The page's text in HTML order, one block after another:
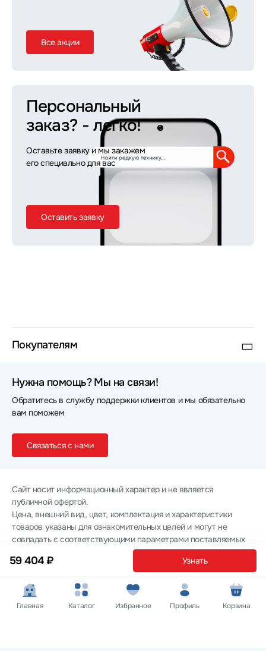
59 404 ₽ Узнать
Все акции
Персональный
заказ? - легко!
Оставьте заявку и мы закажем
его специально для вас
Оставить заявку
Покупателям
Нужна помощь? Мы на связи!
Обратитесь в службу поддержки клиентов и мы обязательно
вам поможем
Связаться с нами
Сайт носит информационный характер и не является
публичной офертой.
Цена, внешний вид, цвет, комплектация и характеристики
товаров указаны для ознакомительных целей и могут не
совпадать с соответствующими параметрами поставляемых
товаров - уточняйте информацию у менеджера при
оформлении заказа.
Политика конфиденциальности
© 2012 — 2026 ООО «Эпл Тэк»
Главная Каталог Избранное Профиль Корзина